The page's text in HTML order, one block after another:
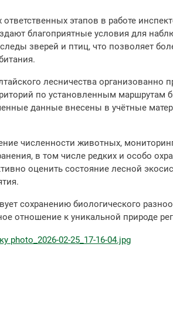
этапов в работе
благоприятные условия для
зверей и птиц, что позволяет
лесничества организованно
по установленным маршрутам
данные внесены в учётные
численности животных,
в том числе редких и особо
оценить состояние лесной
сохранению биологического
отношение к уникальной природе